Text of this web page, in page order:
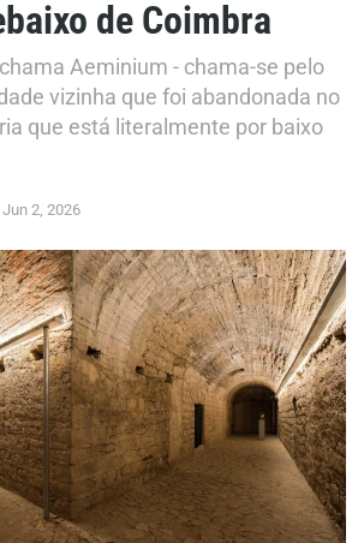
de Coimbra
Aeminium - chama-se pelo
vizinha que foi abandonada no
que está literalmente por baixo
Jun 2, 2026